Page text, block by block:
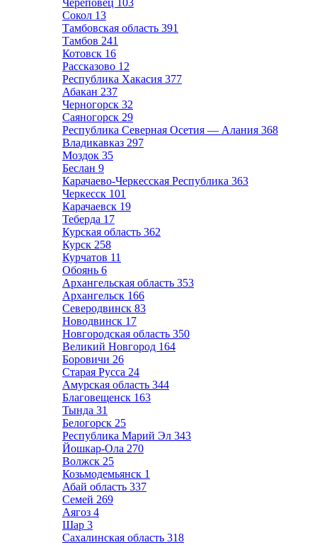
Череповец 103
Сокол 13
Тамбовская область 391
Тамбов 241
Котовск 16
Рассказово 12
Республика Хакасия 377
Абакан 237
Черногорск 32
Саяногорск 29
Республика Северная Осетия — Алания 368
Владикавказ 297
Моздок 35
Беслан 9
Карачаево-Черкесская Республика 363
Черкесск 101
Карачаевск 19
Теберда 17
Курская область 362
Курск 258
Курчатов 11
Обоянь 6
Архангельская область 353
Архангельск 166
Северодвинск 83
Новодвинск 17
Новгородская область 350
Великий Новгород 164
Боровичи 26
Старая Русса 24
Амурская область 344
Благовещенск 163
Тында 31
Белогорск 25
Республика Марий Эл 343
Йошкар-Ола 270
Волжск 25
Козьмодемьянск 1
Абай область 337
Семей 269
Аягоз 4
Шар 3
Сахалинская область 318